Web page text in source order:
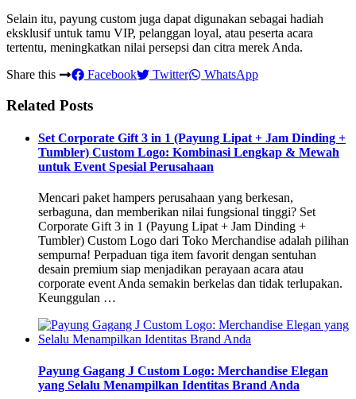
Selain itu, payung custom juga dapat digunakan sebagai hadiah
eksklusif untuk tamu VIP, pelanggan loyal, atau peserta acara
tertentu, meningkatkan nilai persepsi dan citra merek Anda.
Share this
Facebook Twitter WhatsApp
Related Posts
Set Corporate Gift 3 in 1 (Payung Lipat + Jam Dinding +
Tumbler) Custom Logo: Kombinasi Lengkap & Mewah
untuk Event Spesial Perusahaan
Mencari paket hampers perusahaan yang berkesan,
serbaguna, dan memberikan nilai fungsional tinggi? Set
Corporate Gift 3 in 1 (Payung Lipat + Jam Dinding +
Tumbler) Custom Logo dari Toko Merchandise adalah pilihan
sempurna! Perpaduan tiga item favorit dengan sentuhan
desain premium siap menjadikan perayaan acara atau
corporate event Anda semakin berkelas dan tidak terlupakan.
Keunggulan …
Payung Gagang J Custom Logo: Merchandise Elegan
yang Selalu Menampilkan Identitas Brand Anda